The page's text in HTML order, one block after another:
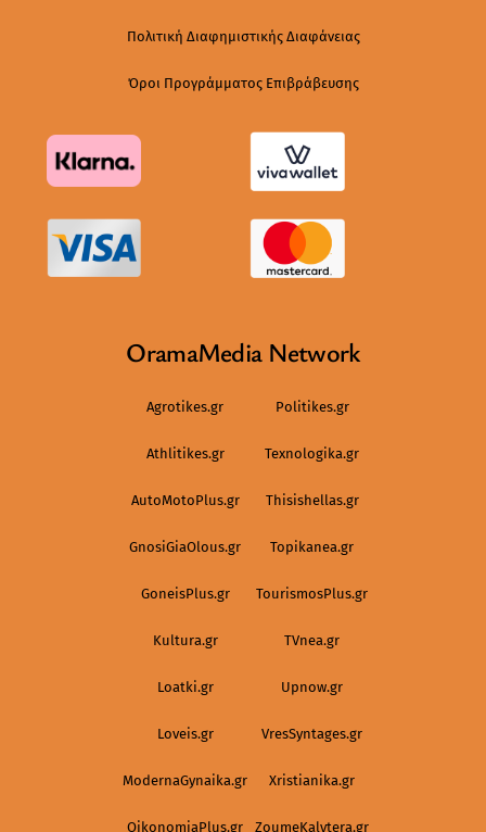
Πολιτική Διαφημιστικής Διαφάνειας
Όροι Προγράμματος Επιβράβευσης
OramaMedia Network
Agrotikes.gr Politikes.gr
Athlitikes.gr Texnologika.gr
AutoMotoPlus.gr Thisishellas.gr
GnosiGiaOlous.gr Topikanea.gr
GoneisPlus.gr TourismosPlus.gr
Kultura.gr TVnea.gr
Loatki.gr Upnow.gr
Loveis.gr VresSyntages.gr
ModernaGynaika.gr Xristianika.gr
OikonomiaPlus.gr ZoumeKalytera.gr